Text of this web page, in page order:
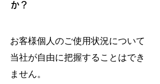
か？
お客様個人のご使用状況について
当社が自由に把握することはでき
ません。